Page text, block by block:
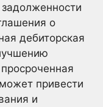
о
дебиторская
привести
и